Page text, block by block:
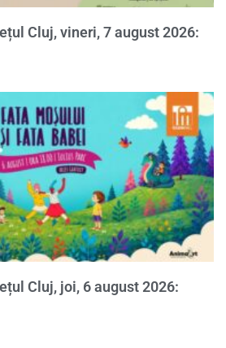
Cluj, vineri, 7 august 2026:
Cluj, joi, 6 august 2026: